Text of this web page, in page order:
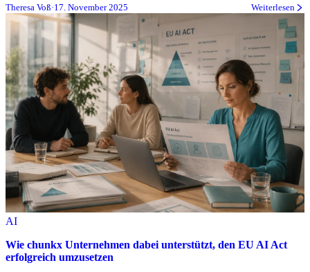
Theresa Voß·17. November 2025 Weiterlesen
AI
Wie chunkx Unternehmen dabei unterstützt, den EU AI Act
erfolgreich umzusetzen